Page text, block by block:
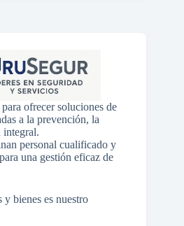
ofrecer soluciones de
a la prevención, la
integral.
personal cualificado y
una gestión eficaz de
y bienes es nuestro